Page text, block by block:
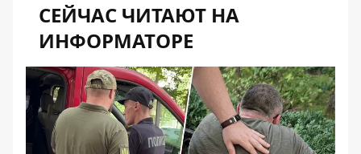
СЕЙЧАС ЧИТАЮТ НА
ИНФОРМАТОРЕ